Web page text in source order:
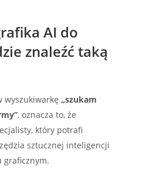
AI do
znaleźć taką
wyszukiwarkę „szukam
, oznacza to, że
który potrafi
sztucznej inteligencji
graficznym.